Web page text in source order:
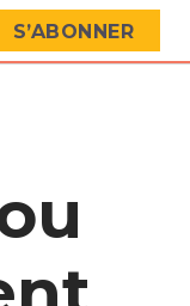
S’ABONNER